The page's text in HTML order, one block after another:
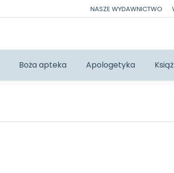
NASZE WYDAWNICTWO
Boża apteka Apologetyka